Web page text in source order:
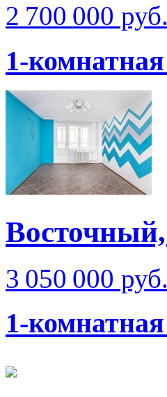
2 700 000 руб.
1-
3 050 000 руб.
1-